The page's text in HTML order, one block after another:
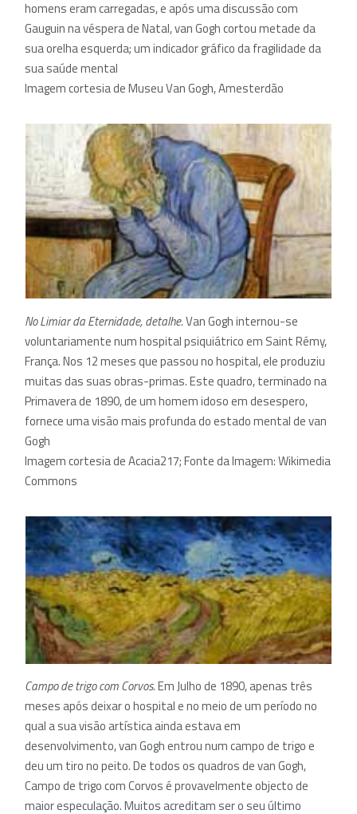
homens eram carregadas, e após uma discussão com
Gauguin na véspera de Natal, van Gogh cortou metade da
sua orelha esquerda; um indicador gráfico da fragilidade da
sua saúde mental
Imagem cortesia de Museu Van Gogh, Amesterdão
No Limiar da Eternidade, detalhe.Van Gogh internou-se
voluntariamente num hospital psiquiátrico em Saint Rémy,
França. Nos 12 meses que passou no hospital, ele produziu
muitas das suas obras-primas. Este quadro, terminado na
Primavera de 1890, de um homem idoso em desespero,
fornece uma visão mais profunda do estado mental de van
Gogh
Imagem cortesia de Acacia217; Fonte da Imagem: Wikimedia
Commons
Campo de trigo com Corvos.Em Julho de 1890, apenas três
meses após deixar o hospital e no meio de um período no
qual a sua visão artística ainda estava em
desenvolvimento, van Gogh entrou num campo de trigo e
deu um tiro no peito. De todos os quadros de van Gogh,
Campo de trigo com Corvos é provavelmente objecto de
maior especulação. Muitos acreditam ser o seu último